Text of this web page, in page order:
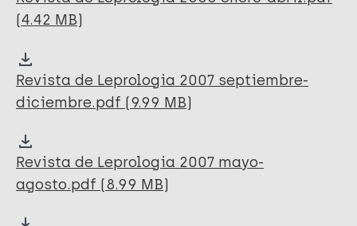
(4.42 MB)
Revista de Leprologia 2007 septiembre-
diciembre.pdf (9.99 MB)
Revista de Leprologia 2007 mayo-
agosto.pdf (8.99 MB)